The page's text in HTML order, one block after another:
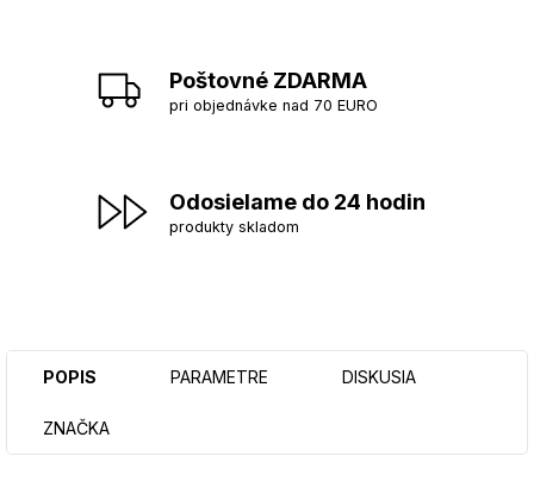
Poštovné ZDARMA
pri objednávke nad 70 EURO
Odosielame do 24 hodin
produkty skladom
POPIS PARAMETRE DISKUSIA
ZNAČKA